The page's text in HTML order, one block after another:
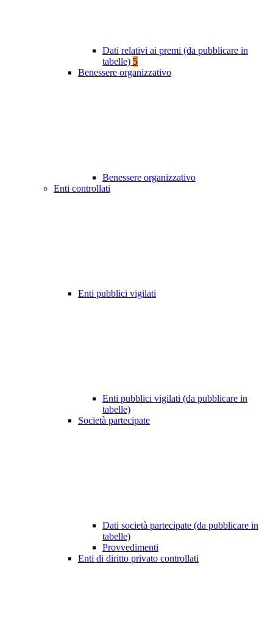
Dati relativi ai premi (da pubblicare in
tabelle) 5
Benessere organizzativo
Benessere organizzativo
Enti controllati
Enti pubblici vigilati
Enti pubblici vigilati (da pubblicare in
tabelle)
Società partecipate
Dati società partecipate (da pubblicare in
tabelle)
Provvedimenti
Enti di diritto privato controllati